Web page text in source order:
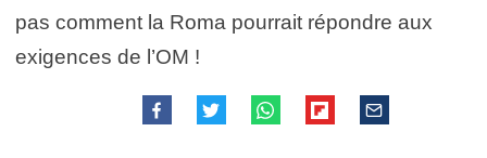
pas comment la Roma pourrait répondre aux
exigences de l’OM !